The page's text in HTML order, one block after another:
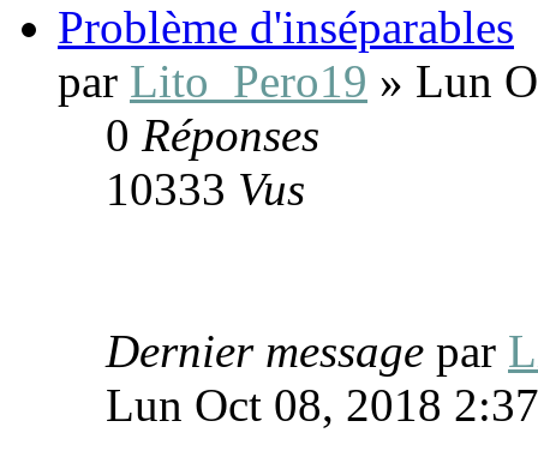
Problème d'inséparables
par Lito_Pero19 » Lun
0 Réponses
10333 Vus
Dernier message par
Lun Oct 08, 2018